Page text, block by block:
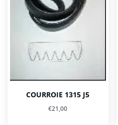
COURROIE 1315 J5
€21,00